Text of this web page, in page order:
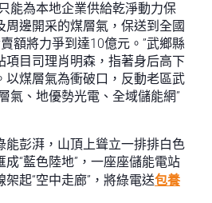
能為本地企業供給乾淨動力保
邊開采的煤層氣，保送到全國
額將力爭到達10億元。”武鄉縣
項目司理肖明森，指著身后高下
以煤層氣為衝破口，反動老區武
氣、地優勢光電、全域儲能網”
能彭湃，山頂上聳立一排排白色
“藍色陸地”，一座座儲能電站
起“空中走廊”，將綠電送包養